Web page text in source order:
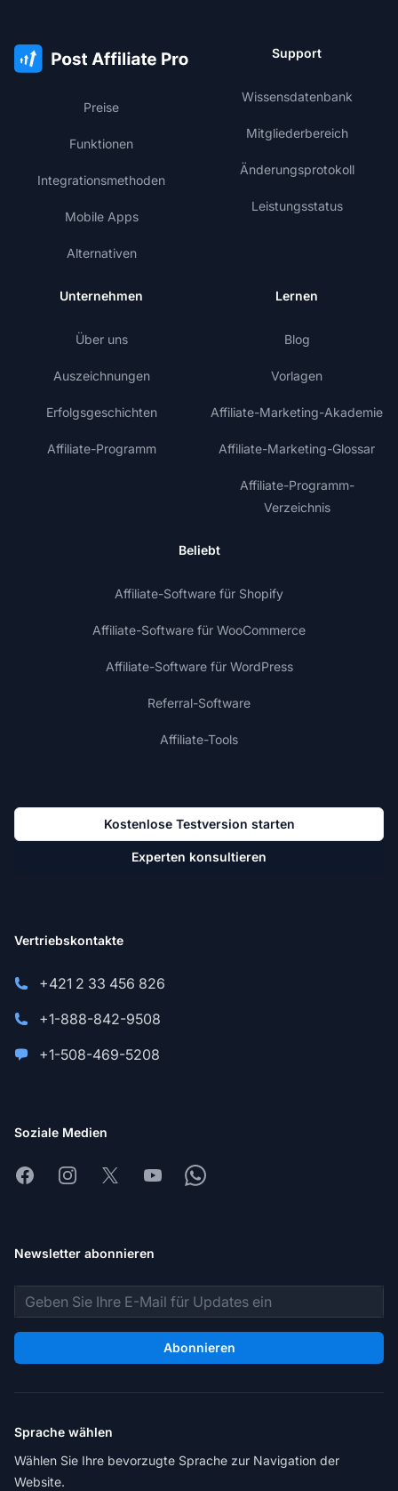
Preise
Funktionen
Integrationsmethoden
Mobile Apps
Alternativen
Support
Wissensdatenbank
Mitgliederbereich
Änderungsprotokoll
Leistungsstatus
Unternehmen
Über uns
Auszeichnungen
Erfolgsgeschichten
Affiliate-Programm
Lernen
Blog
Vorlagen
Affiliate-Marketing-Akademie
Affiliate-Marketing-Glossar
Affiliate-Programm-
Verzeichnis
Beliebt
Affiliate-Software für Shopify
Affiliate-Software für WooCommerce
Affiliate-Software für WordPress
Referral-Software
Affiliate-Tools
Kostenlose Testversion starten
Experten konsultieren
Vertriebskontakte
+421 2 33 456 826
+1-888-842-9508
+1-508-469-5208
Soziale Medien
FacebookInstagram
X YoutubeWhatsapp
Newsletter abonnieren
E-Mail-Adresse
Abonnieren
Sprache wählen
Wählen Sie Ihre bevorzugte Sprache zur Navigation der
Website.